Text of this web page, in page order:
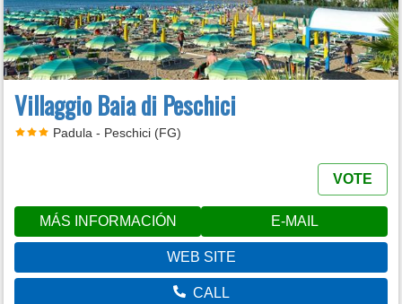
Villaggio Baia di Peschici
Padula - Peschici (FG)
VOTE
MÁS INFORMACIÓN E-MAIL
WEB SITE
CALL